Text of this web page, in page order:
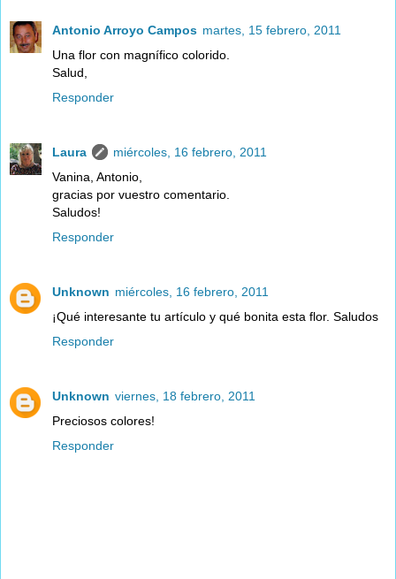
Antonio Arroyo Campos martes, 15 febrero, 2011
Una flor con magnífico colorido.
Salud,
Responder
Laura
miércoles, 16 febrero, 2011
Vanina, Antonio,
gracias por vuestro comentario.
Saludos!
Responder
Unknown miércoles, 16 febrero, 2011
¡Qué interesante tu artículo y qué bonita esta flor. Saludos
Responder
Unknown viernes, 18 febrero, 2011
Preciosos colores!
Responder